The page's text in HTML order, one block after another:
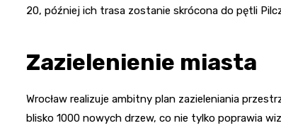
20, później ich trasa zostanie skrócona do pętli
Zazielenienie miasta
Wrocław realizuje ambitny plan zazieleniania
blisko 1000 nowych drzew, co nie tylko poprawia